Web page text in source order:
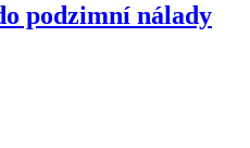
podzimní nálady